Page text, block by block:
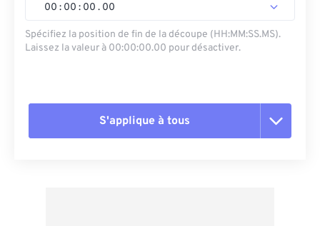
00 : 00 : 00 . 00
Spécifiez la position de fin de la découpe (HH:MM:SS.MS).
Laissez la valeur à 00:00:00.00 pour désactiver.
S'applique à tous